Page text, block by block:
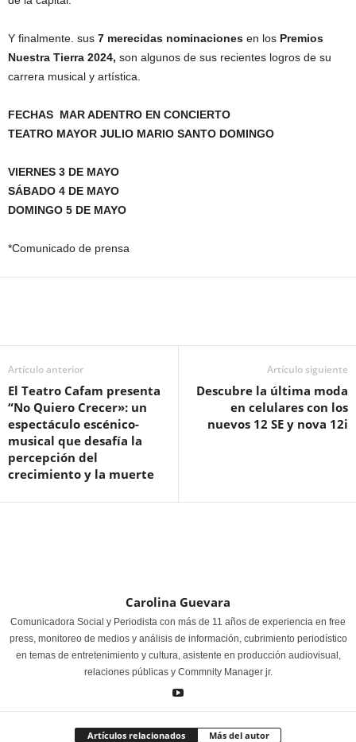
Y finalmente. sus 7 merecidas nominaciones en los Premios
Nuestra Tierra 2024, son algunos de sus recientes logros de su
carrera musical y artística.
FECHAS MAR ADENTRO EN CONCIERTO
TEATRO MAYOR JULIO MARIO SANTO DOMINGO
VIERNES 3 DE MAYO
SÁBADO 4 DE MAYO
DOMINGO 5 DE MAYO
*Comunicado de prensa
Artículo anterior
El Teatro Cafam presenta
“No Quiero Crecer»: un
espectáculo escénico-
musical que desafía la
percepción del
crecimiento y la muerte
Artículo siguiente
Descubre la última moda
en celulares con los
nuevos 12 SE y nova 12i
Carolina Guevara
Comunicadora Social y Periodista con más de 11 años de experiencia en free
press, monitoreo de medios y análisis de información, cubrimiento periodístico
en temas de entretenimiento y cultura, asistente en producción audiovisual,
relaciones públicas y Commnity Manager jr.
Artículos relacionados Más del autor